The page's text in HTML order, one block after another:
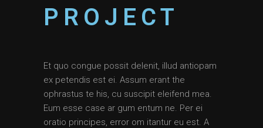
PROJECT
Et quo congue possit delenit, illud antiopam
ex petendis est ei. Assum erant the
ophrastus te his, cu suscipit eleifend mea.
Eum esse case ar gum entum ne. Per ei
oratio principes, error om itantur eu est. A